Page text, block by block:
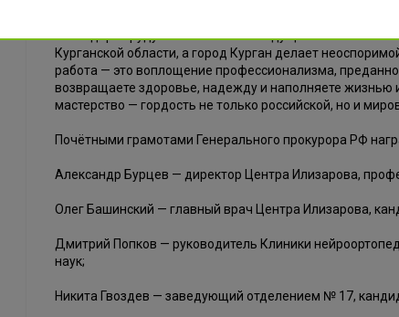
«Научный медицинский центр имени академика
Благодаря труду коллектива это ведущее лечебное и
Курганской области, а город Курган делает
работа — это воплощение профессионализма,
возвращаете здоровье, надежду и наполняете жизнью
мастерство — гордость не только российской, но и
Почётными грамотами Генерального прокурора РФ
Александр Бурцев — директор Центра Илизарова,
Олег Башинский — главный врач Центра Илизарова,
Дмитрий Попков — руководитель Клиники
наук;
Никита Гвоздев — заведующий отделением № 17,